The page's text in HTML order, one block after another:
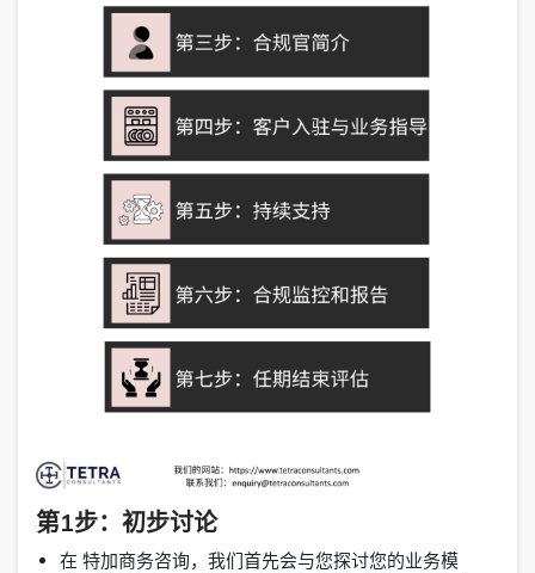
第1步：初步讨论
在 特加商务咨询，我们首先会与您探讨您的业务模